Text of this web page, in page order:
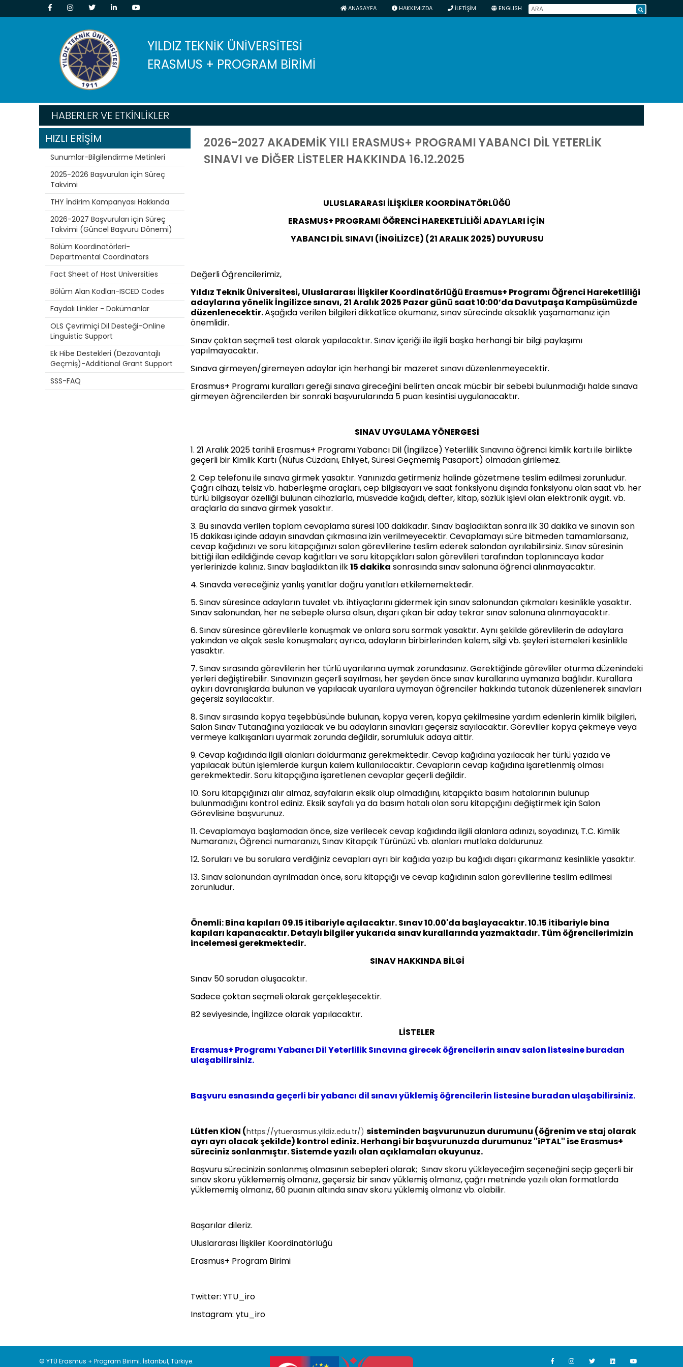
ANASAYFA HAKKIMIZDA İLETİŞİM ENGLISH
YILDIZ TEKNİK ÜNİVERSİTESİ
ERASMUS + PROGRAM BİRİMİ
HABERLER VE ETKİNLİKLER
HIZLI ERİŞİM
Sunumlar-Bilgilendirme Metinleri
2025-2026 Başvuruları için Süreç
Takvimi
THY İndirim Kampanyası Hakkında
2026-2027 Başvuruları için Süreç
Takvimi (Güncel Başvuru Dönemi)
Bölüm Koordinatörleri-
Departmental Coordinators
Fact Sheet of Host Universities
Bölüm Alan Kodları-ISCED Codes
Faydalı Linkler - Dokümanlar
OLS Çevrimiçi Dil Desteği-Online
Linguistic Support
Ek Hibe Destekleri (Dezavantajlı
Geçmiş)-Additional Grant Support
SSS-FAQ
2026-2027 AKADEMİK YILI ERASMUS+ PROGRAMI YABANCI DİL YETERLİK
SINAVI ve DİĞER LİSTELER HAKKINDA 16.12.2025
ULUSLARARASI İLİŞKİLER KOORDİNATÖRLÜĞÜ
ERASMUS+ PROGRAMI ÖĞRENCİ HAREKETLİLİĞİ ADAYLARI İÇİN
YABANCI DİL SINAVI (İNGİLİZCE) (21 ARALIK 2025) DUYURUSU
Değerli Öğrencilerimiz,
Yıldız Teknik Üniversitesi, Uluslararası İlişkiler Koordinatörlüğü Erasmus+ Programı Öğrenci Hareketliliği
adaylarına yönelik İngilizce sınavı, 21 Aralık 2025 Pazar günü saat 10:00’da Davutpaşa Kampüsümüzde
düzenlenecektir.Aşağıda verilen bilgileri dikkatlice okumanız, sınav sürecinde aksaklık yaşamamanız için
önemlidir.
Sınav çoktan seçmeli test olarak yapılacaktır. Sınav içeriği ile ilgili başka herhangi bir bilgi paylaşımı
yapılmayacaktır.
Sınava girmeyen/giremeyen adaylar için herhangi bir mazeret sınavı düzenlenmeyecektir.
Erasmus+ Programı kuralları gereği sınava gireceğini belirten ancak mücbir bir sebebi bulunmadığı halde sınava
girmeyen öğrencilerden bir sonraki başvurularında 5 puan kesintisi uygulanacaktır.
SINAV UYGULAMA YÖNERGESİ
1. 21 Aralık 2025 tarihli Erasmus+ Programı Yabancı Dil (İngilizce) Yeterlilik Sınavına öğrenci kimlik kartı ile birlikte
geçerli bir Kimlik Kartı (Nüfus Cüzdanı, Ehliyet, Süresi Geçmemiş Pasaport) olmadan girilemez.
2. Cep telefonu ile sınava girmek yasaktır. Yanınızda getirmeniz halinde gözetmene teslim edilmesi zorunludur.
Çağrı cihazı, telsiz vb. haberleşme araçları, cep bilgisayarı ve saat fonksiyonu dışında fonksiyonu olan saat vb. her
türlü bilgisayar özelliği bulunan cihazlarla, müsvedde kağıdı, defter, kitap, sözlük işlevi olan elektronik aygıt. vb.
araçlarla da sınava girmek yasaktır.
3. Bu sınavda verilen toplam cevaplama süresi 100 dakikadır. Sınav başladıktan sonra ilk 30 dakika ve sınavın son
15 dakikası içinde adayın sınavdan çıkmasına izin verilmeyecektir. Cevaplamayı süre bitmeden tamamlarsanız,
cevap kağıdınızı ve soru kitapçığınızı salon görevlilerine teslim ederek salondan ayrılabilirsiniz. Sınav süresinin
bittiği ilan edildiğinde cevap kağıtları ve soru kitapçıkları salon görevlileri tarafından toplanıncaya kadar
yerlerinizde kalınız. Sınav başladıktan ilk15 dakika sonrasında sınav salonuna öğrenci alınmayacaktır.
4. Sınavda vereceğiniz yanlış yanıtlar doğru yanıtları etkilememektedir.
5. Sınav süresince adayların tuvalet vb. ihtiyaçlarını gidermek için sınav salonundan çıkmaları kesinlikle yasaktır.
Sınav salonundan, her ne sebeple olursa olsun, dışarı çıkan bir aday tekrar sınav salonuna alınmayacaktır.
6. Sınav süresince görevlilerle konuşmak ve onlara soru sormak yasaktır. Aynı şekilde görevlilerin de adaylara
yakından ve alçak sesle konuşmaları; ayrıca, adayların birbirlerinden kalem, silgi vb. şeyleri istemeleri kesinlikle
yasaktır.
7. Sınav sırasında görevlilerin her türlü uyarılarına uymak zorundasınız. Gerektiğinde görevliler oturma düzenindeki
yerleri değiştirebilir. Sınavınızın geçerli sayılması, her şeyden önce sınav kurallarına uymanıza bağlıdır. Kurallara
aykırı davranışlarda bulunan ve yapılacak uyarılara uymayan öğrenciler hakkında tutanak düzenlenerek sınavları
geçersiz sayılacaktır.
8. Sınav sırasında kopya teşebbüsünde bulunan, kopya veren, kopya çekilmesine yardım edenlerin kimlik bilgileri,
Salon Sınav Tutanağına yazılacak ve bu adayların sınavları geçersiz sayılacaktır. Görevliler kopya çekmeye veya
vermeye kalkışanları uyarmak zorunda değildir, sorumluluk adaya aittir.
9. Cevap kağıdında ilgili alanları doldurmanız gerekmektedir. Cevap kağıdına yazılacak her türlü yazıda ve
yapılacak bütün işlemlerde kurşun kalem kullanılacaktır. Cevapların cevap kağıdına işaretlenmiş olması
gerekmektedir. Soru kitapçığına işaretlenen cevaplar geçerli değildir.
10. Soru kitapçığınızı alır almaz, sayfaların eksik olup olmadığını, kitapçıkta basım hatalarının bulunup
bulunmadığını kontrol ediniz. Eksik sayfalı ya da basım hatalı olan soru kitapçığını değiştirmek için Salon
Görevlisine başvurunuz.
11. Cevaplamaya başlamadan önce, size verilecek cevap kağıdında ilgili alanlara adınızı, soyadınızı, T.C. Kimlik
Numaranızı, Öğrenci numaranızı, Sınav Kitapçık Türünüzü vb. alanları mutlaka doldurunuz.
12. Soruları ve bu sorulara verdiğiniz cevapları ayrı bir kağıda yazıp bu kağıdı dışarı çıkarmanız kesinlikle yasaktır.
13. Sınav salonundan ayrılmadan önce, soru kitapçığı ve cevap kağıdının salon görevlilerine teslim edilmesi
zorunludur.
Önemli:Bina kapıları 09.15 itibariyle açılacaktır. Sınav 10.00'da başlayacaktır. 10.15 itibariyle bina
kapıları kapanacaktır. Detaylı bilgiler yukarıda sınav kurallarında yazmaktadır. Tüm öğrencilerimizin
incelemesi gerekmektedir.
SINAV HAKKINDA BİLGİ
Sınav 50 sorudan oluşacaktır.
Sadece çoktan seçmeli olarak gerçekleşecektir.
B2 seviyesinde, İngilizce olarak yapılacaktır.
LİSTELER
Erasmus+ Programı Yabancı Dil Yeterlilik Sınavına girecek öğrencilerin sınav salon listesine buradan
ulaşabilirsiniz.
Başvuru esnasında geçerli bir yabancı dil sınavı yüklemiş öğrencilerin listesine buradan ulaşabilirsiniz.
Lütfen KİON (https://ytuerasmus.yildiz.edu.tr/) sisteminden başvurunuzun durumunu (öğrenim ve staj olarak
ayrı ayrı olacak şekilde) kontrol ediniz. Herhangi bir başvurunuzda durumunuz ''iPTAL'' ise Erasmus+
süreciniz sonlanmıştır. Sistemde yazılı olan açıklamaları okuyunuz.
Başvuru sürecinizin sonlanmış olmasının sebepleri olarak; Sınav skoru yükleyeceğim seçeneğini seçip geçerli bir
sınav skoru yüklememiş olmanız, geçersiz bir sınav yüklemiş olmanız, çağrı metninde yazılı olan formatlarda
yüklememiş olmanız, 60 puanın altında sınav skoru yüklemiş olmanız vb. olabilir.
Başarılar dileriz.
Uluslararası İlişkiler Koordinatörlüğü
Erasmus+ Program Birimi
Twitter: YTU_iro
Instagram: ytu_iro
© YTÜ Erasmus + Program Birimi. İstanbul, Türkiye.